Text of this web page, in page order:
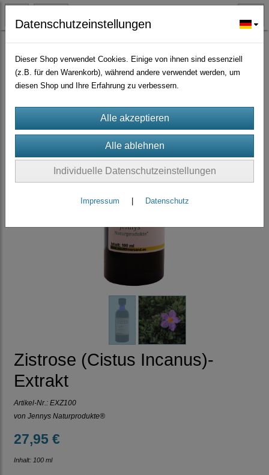
Extrakte(22)
Zistrose (Cistus Incanus)-
Extrakt
Artikel-Nr.: EXZ100
von Jennys Naturprodukte®
27,95 €
Inhalt: 100 ml
Datenschutzeinstellungen
Dieser Shop verwendet Cookies. Einige von ihnen sind essenziell
(z.B. für den Warenkorb), während andere verwendet werden, um
diesen Shop und Ihre Erfahrung zu verbessern.
Individuelle Datenschutzeinstellungen
Impressum Datenschutz